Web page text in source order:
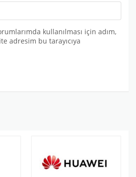
kullanılması için adım,
adresim bu tarayıcıya